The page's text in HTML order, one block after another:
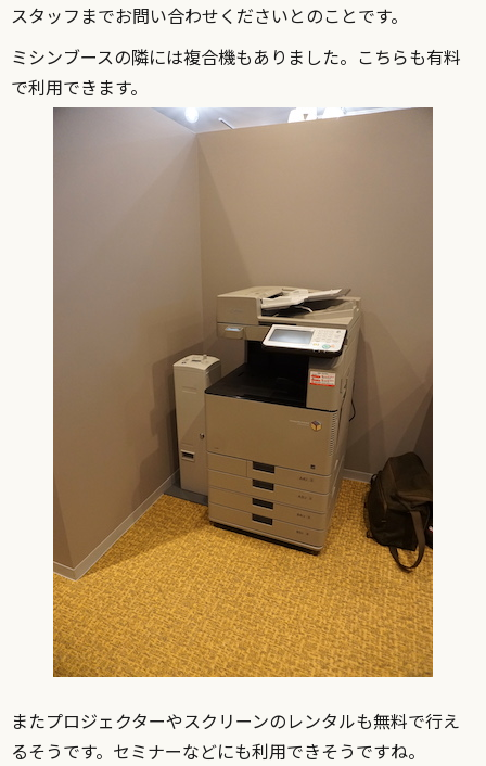
スタッフまでお問い合わせくださいとのことです。
ミシンブースの隣には複合機もありました。こちらも有料
で利用できます。
またプロジェクターやスクリーンのレンタルも無料で行え
るそうです。セミナーなどにも利用できそうですね。